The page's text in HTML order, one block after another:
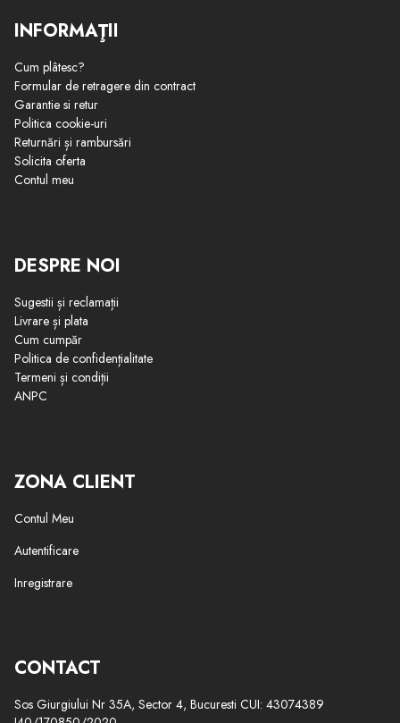
INFORMAŢII
Cum plâtesc?
Formular de retragere din contract
Garantie si retur
Politica cookie-uri
Returnări și rambursări
Solicita oferta
Contul meu
DESPRE NOI
Sugestii și reclamații
Livrare și plata
Cum cumpăr
Politica de confidențialitate
Termeni și condiții
ANPC
ZONA CLIENT
Contul Meu
Autentificare
Inregistrare
CONTACT
Sos Giurgiului Nr 35A, Sector 4, Bucuresti CUI: 43074389